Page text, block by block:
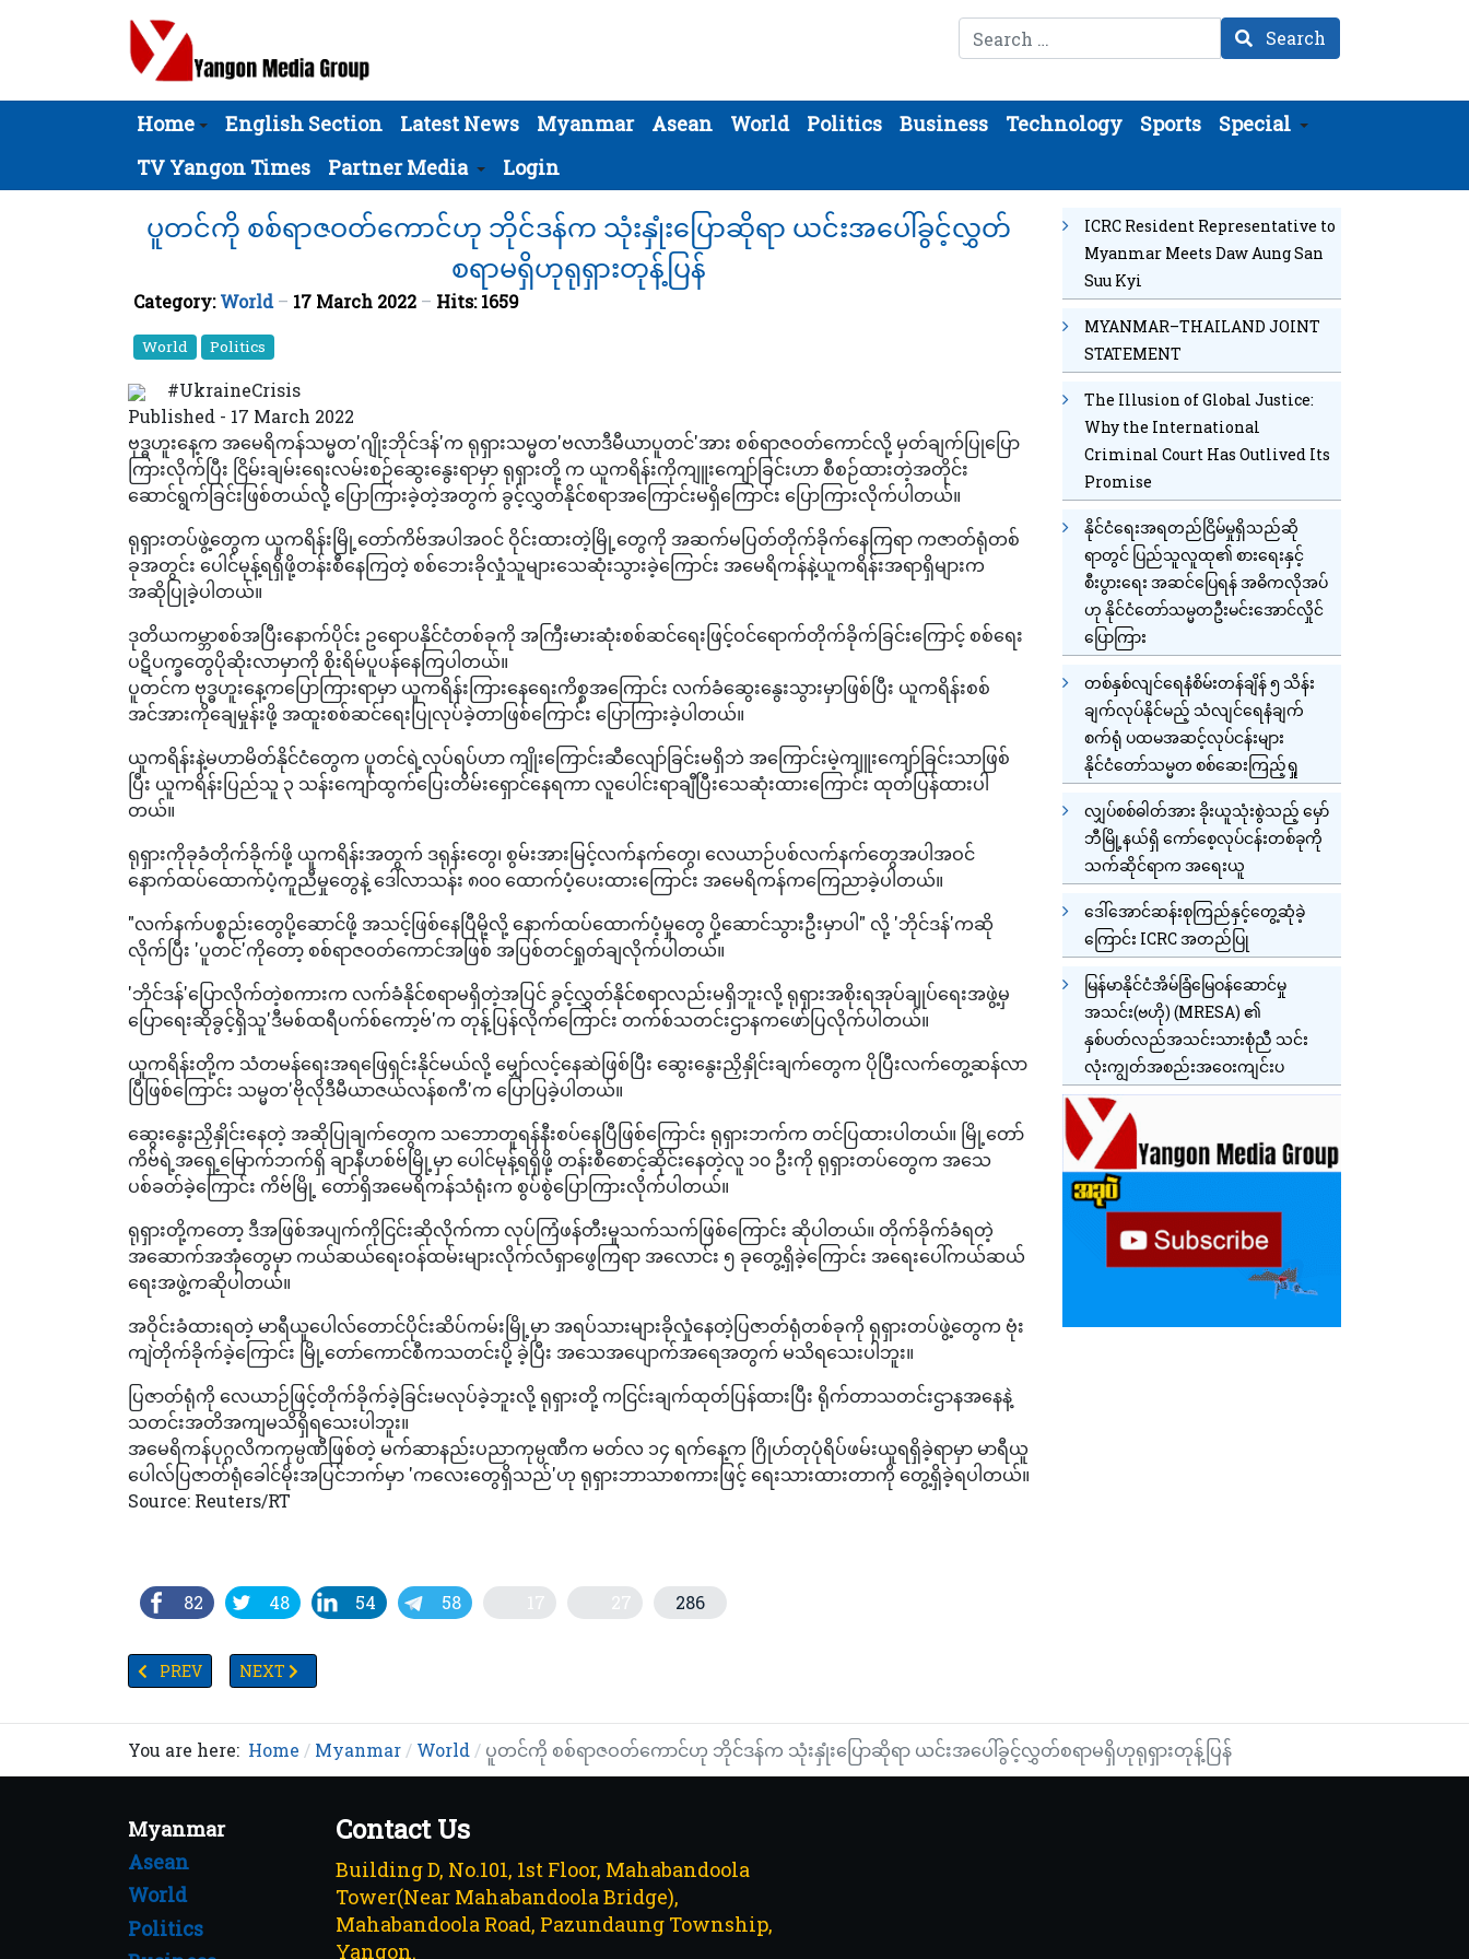
Search Search
Home English Section Latest News Myanmar Asean World Politics Business Technology Sports
Special
TV Yangon Times
Partner Media Login
ပူတင်ကို စစ်ရာဇဝတ်ကောင်ဟု ဘိုင်ဒန်က သုံးနှုံးပြောဆိုရာ ယင်းအပေါ်ခွင့်လွှတ်
စရာမရှိဟုရုရှားတုန့်ပြန်
Category:World 17 March 2022 Hits: 1659
World Politics
#UkraineCrisis
Published - 17 March 2022
ဗုဒ္ဓဟူးနေ့က အမေရိကန်သမ္မတ'ဂျိုးဘိုင်ဒန်'က ရုရှားသမ္မတ'ဗလာဒီမီယာပူတင်'အား စစ်ရာဇဝတ်ကောင်လို့ မှတ်ချက်ပြုပြော
ကြားလိုက်ပြီး ငြိမ်းချမ်းရေးလမ်းစဉ်ဆွေးနွေးရာမှာ ရုရှားတို့ က ယူကရိန်းကိုကျူးကျော်ခြင်းဟာ စီစဉ်ထားတဲ့အတိုင်း
ဆောင်ရွက်ခြင်းဖြစ်တယ်လို့ ပြောကြားခဲ့တဲ့အတွက် ခွင့်လွှတ်နိုင်စရာအကြောင်းမရှိကြောင်း ပြောကြားလိုက်ပါတယ်။
ရုရှားတပ်ဖွဲ့တွေက ယူကရိန်းမြို့တော်ကိဗ်အပါအဝင် ဝိုင်းထားတဲ့မြို့တွေကို အဆက်မပြတ်တိုက်ခိုက်နေကြရာ ကဇာတ်ရုံတစ်
ခုအတွင်း ပေါင်မုန့်ရရှိဖို့တန်းစီနေကြတဲ့ စစ်ဘေးခိုလှုံသူများသေဆုံးသွားခဲ့ကြောင်း အမေရိကန်နဲ့ယူကရိန်းအရာရှိများက
အဆိုပြုခဲ့ပါတယ်။
ဒုတိယကမ္ဘာစစ်အပြီးနောက်ပိုင်း ဥရောပနိုင်ငံတစ်ခုကို အကြီးမားဆုံးစစ်ဆင်ရေးဖြင့်ဝင်ရောက်တိုက်ခိုက်ခြင်းကြောင့် စစ်ရေး
ပဋိပက္ခတွေပိုဆိုးလာမှာကို စိုးရိမ်ပူပန်နေကြပါတယ်။
ပူတင်က ဗုဒ္ဓဟူးနေ့ကပြောကြားရာမှာ ယူကရိန်းကြားနေရေးကိစ္စအကြောင်း လက်ခံဆွေးနွေးသွားမှာဖြစ်ပြီး ယူကရိန်းစစ်
အင်အားကိုချေမှုန်းဖို့ အထူးစစ်ဆင်ရေးပြုလုပ်ခဲ့တာဖြစ်ကြောင်း ပြောကြားခဲ့ပါတယ်။
ယူကရိန်းနဲ့မဟာမိတ်နိုင်ငံတွေက ပူတင်ရဲ့လုပ်ရပ်ဟာ ကျိုးကြောင်းဆီလျော်ခြင်းမရှိဘဲ အကြောင်းမဲ့ကျူးကျော်ခြင်းသာဖြစ်
ပြီး ယူကရိန်းပြည်သူ ၃ သန်းကျော်ထွက်ပြေးတိမ်းရှောင်နေရကာ လူပေါင်းရာချီပြီးသေဆုံးထားကြောင်း ထုတ်ပြန်ထားပါ
တယ်။
ရုရှားကိုခုခံတိုက်ခိုက်ဖို့ ယူကရိန်းအတွက် ဒရုန်းတွေ၊ စွမ်းအားမြင့်လက်နက်တွေ၊ လေယာဉ်ပစ်လက်နက်တွေအပါအဝင်
နောက်ထပ်ထောက်ပံ့ကူညီမှုတွေနဲ့ ဒေါ်လာသန်း ၈၀၀ ထောက်ပံ့ပေးထားကြောင်း အမေရိကန်ကကြေညာခဲ့ပါတယ်။
"လက်နက်ပစ္စည်းတွေပို့ဆောင်ဖို့ အသင့်ဖြစ်နေပြီမို့လို့ နောက်ထပ်ထောက်ပံ့မှုတွေ ပို့ဆောင်သွားဦးမှာပါ" လို့ 'ဘိုင်ဒန်'ကဆို
လိုက်ပြီး 'ပူတင်'ကိုတော့ စစ်ရာဇဝတ်ကောင်အဖြစ် အပြစ်တင်ရှုတ်ချလိုက်ပါတယ်။
'ဘိုင်ဒန်'ပြောလိုက်တဲ့စကားက လက်ခံနိုင်စရာမရှိတဲ့အပြင် ခွင့်လွှတ်နိုင်စရာလည်းမရှိဘူးလို့ ရုရှားအစိုးရအုပ်ချုပ်ရေးအဖွဲ့မှ
ပြောရေးဆိုခွင့်ရှိသူ'ဒီမစ်ထရီပက်စ်ကော့ဗ်'က တုန့်ပြန်လိုက်ကြောင်း တက်စ်သတင်းဌာနကဖော်ပြလိုက်ပါတယ်။
ယူကရိန်းတို့က သံတမန်ရေးအရဖြေရှင်းနိုင်မယ်လို့ မျှော်လင့်နေဆဲဖြစ်ပြီး ဆွေးနွေးညှိနှိုင်းချက်တွေက ပိုပြီးလက်တွေ့ဆန်လာ
ပြီဖြစ်ကြောင်း သမ္မတ'ဗိုလိုဒီမီယာဇယ်လန်စကီ'က ပြောပြခဲ့ပါတယ်။
ဆွေးနွေးညှိနှိုင်းနေတဲ့ အဆိုပြုချက်တွေက သဘောတူရန်နီးစပ်နေပြီဖြစ်ကြောင်း ရုရှားဘက်က တင်ပြထားပါတယ်။ မြို့တော်
ကိဗ်ရဲ့အရှေ့မြောက်ဘက်ရှိ ချာနီဟစ်ဗ်မြို့မှာ ပေါင်မုန့်ရရှိဖို့ တန်းစီစောင့်ဆိုင်းနေတဲ့လူ ၁၀ ဦးကို ရုရှားတပ်တွေက အသေ
ပစ်ခတ်ခဲ့ကြောင်း ကိဗ်မြို့ တော်ရှိအမေရိကန်သံရုံးက စွပ်စွဲပြောကြားလိုက်ပါတယ်။
ရုရှားတို့ကတော့ ဒီအဖြစ်အပျက်ကိုငြင်းဆိုလိုက်ကာ လုပ်ကြံဖန်တီးမှုသက်သက်ဖြစ်ကြောင်း ဆိုပါတယ်။ တိုက်ခိုက်ခံရတဲ့
အဆောက်အအုံ‌တွေမှာ ကယ်ဆယ်ရေးဝန်ထမ်းများလိုက်လံရှာဖွေကြရာ အလောင်း ၅ ခုတွေ့ရှိခဲ့ကြောင်း အရေးပေါ်ကယ်ဆယ်
ရေးအဖွဲ့ကဆိုပါတယ်။
အဝိုင်းခံထားရတဲ့ မာရီယူပေါလ်တောင်ပိုင်းဆိပ်ကမ်းမြို့မှာ အရပ်သားများခိုလှုံနေတဲ့ပြဇာတ်ရုံတစ်ခုကို ရုရှားတပ်ဖွဲ့တွေက ဗုံး
ကျဲတိုက်ခိုက်ခဲ့ကြောင်း မြို့တော်ကောင်စီကသတင်းပို့ ခဲ့ပြီး အသေအပျောက်အရေအတွက် မသိရသေးပါဘူး။
ပြဇာတ်ရုံကို လေယာဉ်ဖြင့်တိုက်ခိုက်ခဲ့ခြင်းမလုပ်ခဲ့ဘူးလို့ ရုရှားတို့ ကငြင်းချက်ထုတ်ပြန်ထားပြီး ရိုက်တာသတင်းဌာနအနေနဲ့
သတင်းအတိအကျမသိရှိရသေးပါဘူး။
အမေရိကန်ပုဂ္ဂလိကကုမ္ပဏီဖြစ်တဲ့ မက်ဆာနည်းပညာကုမ္ပဏီက မတ်လ ၁၄ ရက်နေ့က ဂြိုဟ်တုပုံရိပ်ဖမ်းယူရရှိခဲ့ရာမှာ မာရီယူ
ပေါလ်ပြဇာတ်ရုံခေါင်မိုးအပြင်ဘက်မှာ 'ကလေးတွေရှိသည်'ဟု ရုရှားဘာသာစကားဖြင့် ရေးသားထားတာကို တွေ့ရှိခဲ့ရပါတယ်။
Source: Reuters/RT
82 48 54 58 17 27 286
PREVIOUS ARTICLE: အမေရိကန်က ယူကရိန်းကို တစ်ဘီလီယံဒေါ်လာ တန်ဖိုးရှိ စစ်လက်နက်ကိရိယာများ ထောက်ပံ့မည်ဟု ကြေညာ
PREV NEXT ARTICLE: ရေဆိုးမြောင်းများတွင်ကိုဗစ်ပိုးတွေ့ရှိမှုများပြားလာခြင်းကြောင့် ရောဂါကူးစက်မှုပြန်လည်မြင့်တက်လာနိုင်ကြောင်း အမေရိကန်တွင် သတိပေး
NEXT
ICRC Resident Representative to
Myanmar Meets Daw Aung San
Suu Kyi
MYANMAR–THAILAND JOINT
STATEMENT
The Illusion of Global Justice:
Why the International
Criminal Court Has Outlived Its
Promise
နိုင်ငံရေးအရတည်ငြိမ်မှုရှိသည်ဆို
ရာတွင် ပြည်သူလူထု၏ စားရေးနှင့်
စီးပွားရေး အဆင်ပြေရန် အဓိကလိုအပ်
ဟု နိုင်ငံတော်သမ္မတဦးမင်းအောင်လှိုင်
ပြောကြား
တစ်နှစ်လျင်ရေနံစိမ်းတန်ချိန် ၅ သိန်း
ချက်လုပ်နိုင်မည့် သံလျင်ရေနံချက်
စက်ရုံ ပထမအဆင့်လုပ်ငန်းများ
နိုင်ငံတော်သမ္မတ စစ်ဆေးကြည့်ရှု
လျှပ်စစ်ဓါတ်အား ခိုးယူသုံးစွဲသည့် မှော်
ဘီမြို့နယ်ရှိ ကော်စေ့လုပ်ငန်းတစ်ခုကို
သက်ဆိုင်ရာက အရေးယူ
ဒေါ်အောင်ဆန်းစုကြည်နှင့်တွေ့ဆုံခဲ့
ကြောင်း ICRC အတည်ပြု
မြန်မာနိုင်ငံအိမ်ခြံမြေဝန်ဆောင်မှု
အသင်း(ဗဟို) (MRESA) ၏
နှစ်ပတ်လည်အသင်းသားစုံညီ သင်း
လုံးကျွတ်အစည်းအဝေးကျင်းပ
You are here: Home Myanmar World ပူတင်ကို စစ်ရာဇဝတ်ကောင်ဟု ဘိုင်ဒန်က သုံးနှုံးပြောဆိုရာ ယင်းအပေါ်ခွင့်လွှတ်စရာမရှိဟုရုရှားတုန့်ပြန်
Myanmar
Asean
World
Politics
Contact Us
Building D, No.101, 1st Floor, Mahabandoola
Tower(Near Mahabandoola Bridge),
Mahabandoola Road, Pazundaung Township,
Yangon.